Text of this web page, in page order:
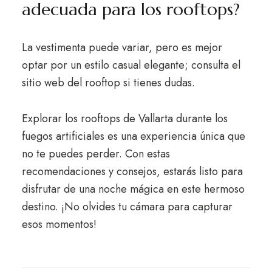
adecuada para los rooftops?
La vestimenta puede variar, pero es mejor
optar por un estilo casual elegante; consulta el
sitio web del rooftop si tienes dudas.
Explorar los rooftops de Vallarta durante los
fuegos artificiales es una experiencia única que
no te puedes perder. Con estas
recomendaciones y consejos, estarás listo para
disfrutar de una noche mágica en este hermoso
destino. ¡No olvides tu cámara para capturar
esos momentos!